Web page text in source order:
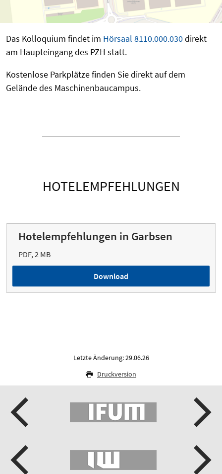
Das Kolloquium findet im Hörsaal 8110.000.030direkt
am Haupteingang des PZH statt.
Kostenlose Parkplätze finden Sie direkt auf dem
Gelände des Maschinenbaucampus.
HOTELEMPFEHLUNGEN
Hotelempfehlungen in Garbsen
PDF, 2 MB
Download
Letzte Änderung: 29.06.26
Druckversion